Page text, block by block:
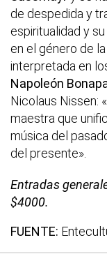
de despedida y
espiritualidad y
en el género de
interpretada en
Napoleón
Nicolaus Nissen:
maestra que
música del
del presente».
Entradas
$4000.
FUENTE: